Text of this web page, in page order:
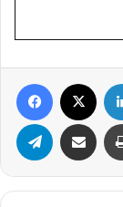
Facebook
Telegram Compartilhar via e-mail